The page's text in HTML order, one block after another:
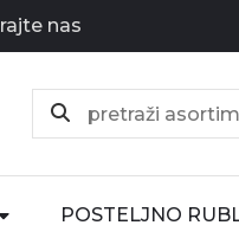
nas
POSTELJNO